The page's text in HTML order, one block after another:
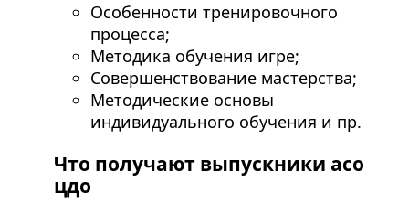
Особенности тренировочного
процесса;
Методика обучения игре;
Совершенствование мастерства;
Методические основы
индивидуального обучения и пр.
Что получают выпускники асо
цдо